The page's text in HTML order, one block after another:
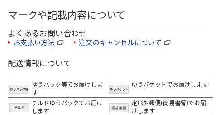
マークや記載内容について
よくあるお問い合わせ
お支払い方法 注文のキャンセルについて
配送情報について
ゆうパック等でお届けしま
す
ゆうパケットでお届けします
チルドゆうパックでお届け
します
定形外郵便(簡易書留)でお届
けします